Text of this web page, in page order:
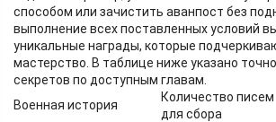
способом или зачистить аванпост без
выполнение всех поставленных условий
уникальные награды, которые
мастерство. В таблице ниже указано
секретов по доступным главам.
Военная история
Количество писем
для сбора